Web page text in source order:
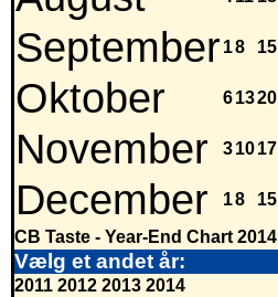
September 18 15
Oktober 61320
November 31017
December 18 15
CB Taste - Year-End Chart 2014
Vælg et andet år:
2011 2012 2013 2014